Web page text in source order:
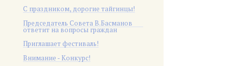
С праздником, дорогие тайгинцы!
Председатель Совета В.Басманов
ответит на вопросы граждан
Приглашает фестиваль!
Внимание - Конкурс!